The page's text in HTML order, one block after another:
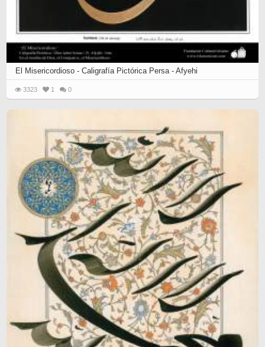
El Misericordioso - Caligrafía Pictórica Persa - Afyehi
3323 1 0